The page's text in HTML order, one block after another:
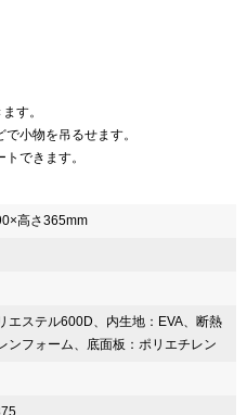
す。
小物を吊るせます。
できます。
高さ365mm
エステル600D、内生地：EVA、断熱
ンフォーム、底面板：ポリエチレン